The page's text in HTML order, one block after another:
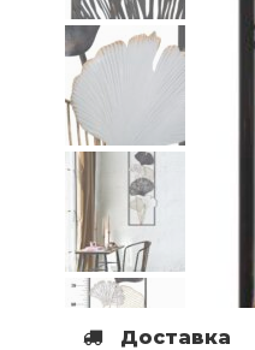
Доставка